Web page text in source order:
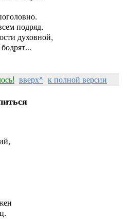
подряд.
духовной,
вверх^ к полной версии